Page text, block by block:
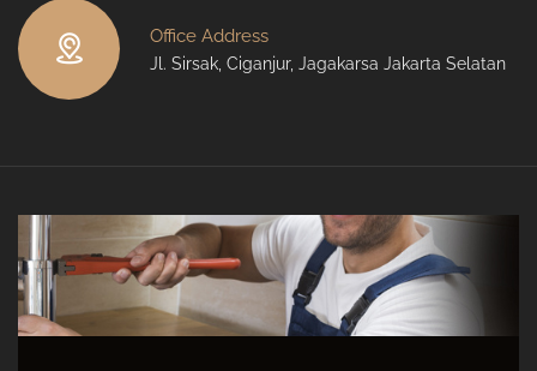
Office Address
Jl. Sirsak, Ciganjur, Jagakarsa Jakarta Selatan